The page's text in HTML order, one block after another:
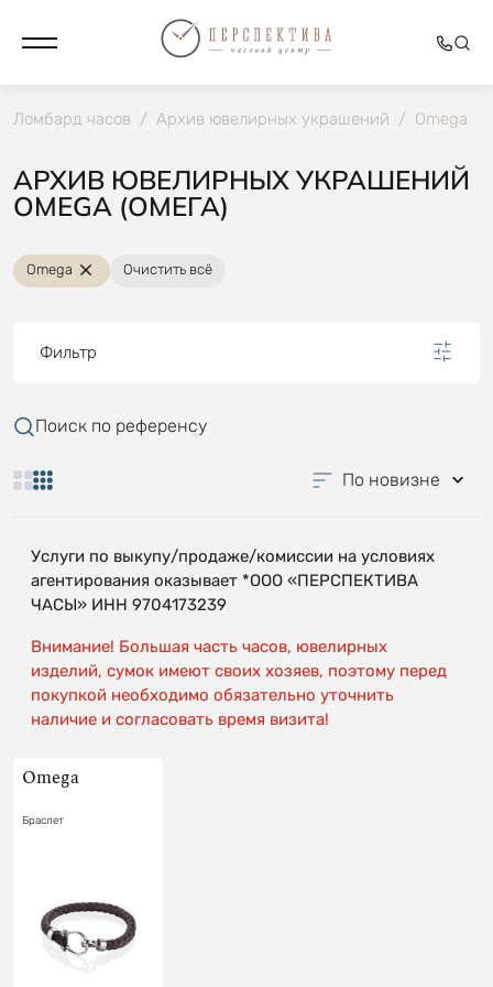
Ломбард часов / Архив ювелирных украшений / Оmеga
АРХИВ ЮВЕЛИРНЫХ УКРАШЕНИЙ
ОMЕGA (ОМЕГА)
Оmеga Очистить всё
Фильтр
Поиск по референсу
По новизне
Услуги по выкупу/продаже/комиссии на условиях
агентирования оказывает *ООО «ПЕРСПЕКТИВА
ЧАСЫ» ИНН 9704173239
Внимание! Большая часть часов, ювелирных
изделий, сумок имеют своих хозяев, поэтому перед
покупкой необходимо обязательно уточнить
наличие и согласовать время визита!
Оmеga
Браслет